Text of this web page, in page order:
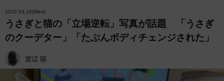
2022.03.16(Wed)
うさぎと猫の「立場逆転」写真が話題 「うさぎ
のクーデター」「たぶんボディチェンジされた」
渡辺 陽